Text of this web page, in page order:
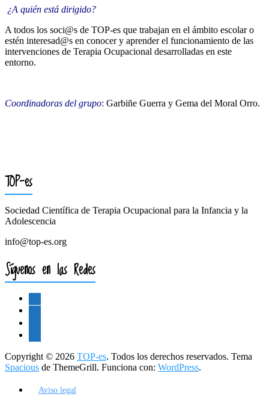
¿A quién está dirigido?
A todos los soci@s de TOP-es que trabajan en el ámbito escolar o
estén interesad@s en conocer y aprender el funcionamiento de las
intervenciones de Terapia Ocupacional desarrolladas en este
entorno.
Coordinadoras del grupo: Garbiñe Guerra y Gema del Moral Orro.
TOP-es
Sociedad Científica de Terapia Ocupacional para la Infancia y la
Adolescencia
info@top-es.org
Síguenos en las Redes
Copyright © 2026 TOP-es. Todos los derechos reservados. Tema
Spacious de ThemeGrill. Funciona con: WordPress.
Aviso legal